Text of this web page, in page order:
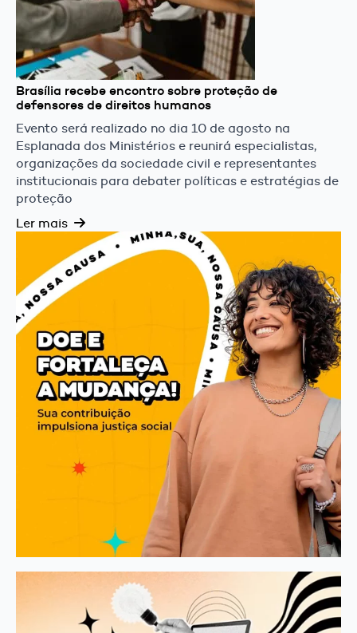
Brasília recebe encontro sobre proteção de
defensores de direitos humanos
Evento será realizado no dia 10 de agosto na
Esplanada dos Ministérios e reunirá especialistas,
organizações da sociedade civil e representantes
institucionais para debater políticas e estratégias de
proteção
Ler mais